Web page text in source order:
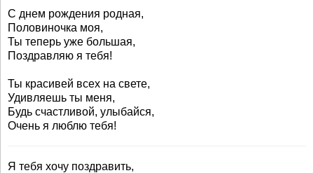
С днем рождения родная,
Половиночка моя,
Ты теперь уже большая,
Поздравляю я тебя!
Ты красивей всех на свете,
Удивляешь ты меня,
Будь счастливой, улыбайся,
Очень я люблю тебя!
Я тебя хочу поздравить,